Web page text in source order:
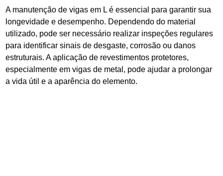
A manutenção de vigas em L é essencial para garantir sua
longevidade e desempenho. Dependendo do material
utilizado, pode ser necessário realizar inspeções regulares
para identificar sinais de desgaste, corrosão ou danos
estruturais. A aplicação de revestimentos protetores,
especialmente em vigas de metal, pode ajudar a prolongar
a vida útil e a aparência do elemento.